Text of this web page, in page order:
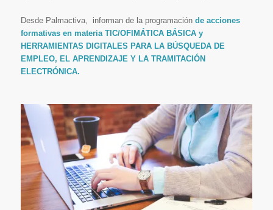
Desde Palmactiva, informan de la programación de acciones
formativas en materia TIC/OFIMÁTICA BÁSICA y
HERRAMIENTAS DIGITALES PARA LA BÚSQUEDA DE
EMPLEO, EL APRENDIZAJE Y LA TRAMITACIÓN
ELECTRÓNICA.